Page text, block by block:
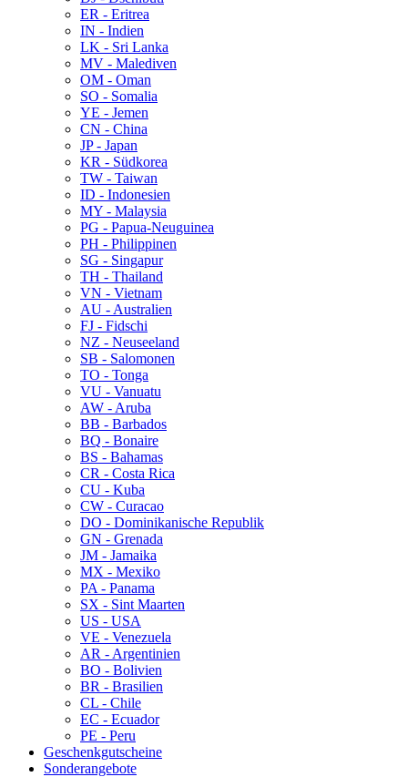
ER - Eritrea
IN - Indien
LK - Sri Lanka
MV - Malediven
OM - Oman
SO - Somalia
YE - Jemen
CN - China
JP - Japan
KR - Südkorea
TW - Taiwan
ID - Indonesien
MY - Malaysia
PG - Papua-Neuguinea
PH - Philippinen
SG - Singapur
TH - Thailand
VN - Vietnam
AU - Australien
FJ - Fidschi
NZ - Neuseeland
SB - Salomonen
TO - Tonga
VU - Vanuatu
AW - Aruba
BB - Barbados
BQ - Bonaire
BS - Bahamas
CR - Costa Rica
CU - Kuba
CW - Curacao
DO - Dominikanische Republik
GN - Grenada
JM - Jamaika
MX - Mexiko
PA - Panama
SX - Sint Maarten
US - USA
VE - Venezuela
AR - Argentinien
BO - Bolivien
BR - Brasilien
CL - Chile
EC - Ecuador
PE - Peru
Geschenkgutscheine
Sonderangebote